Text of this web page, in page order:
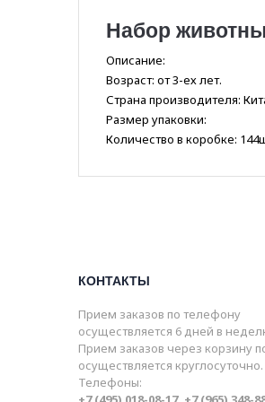
Набор
Описание:
Возраст: от 3-ех лет.
Страна производителя:
Размер упаковки:
Количество в коробке:
КОНТАКТЫ
Прием заказов по телефону
осуществляется 6 дней в
Прием заказов через корзину
осуществляется круглосуточно.
Телефоны: